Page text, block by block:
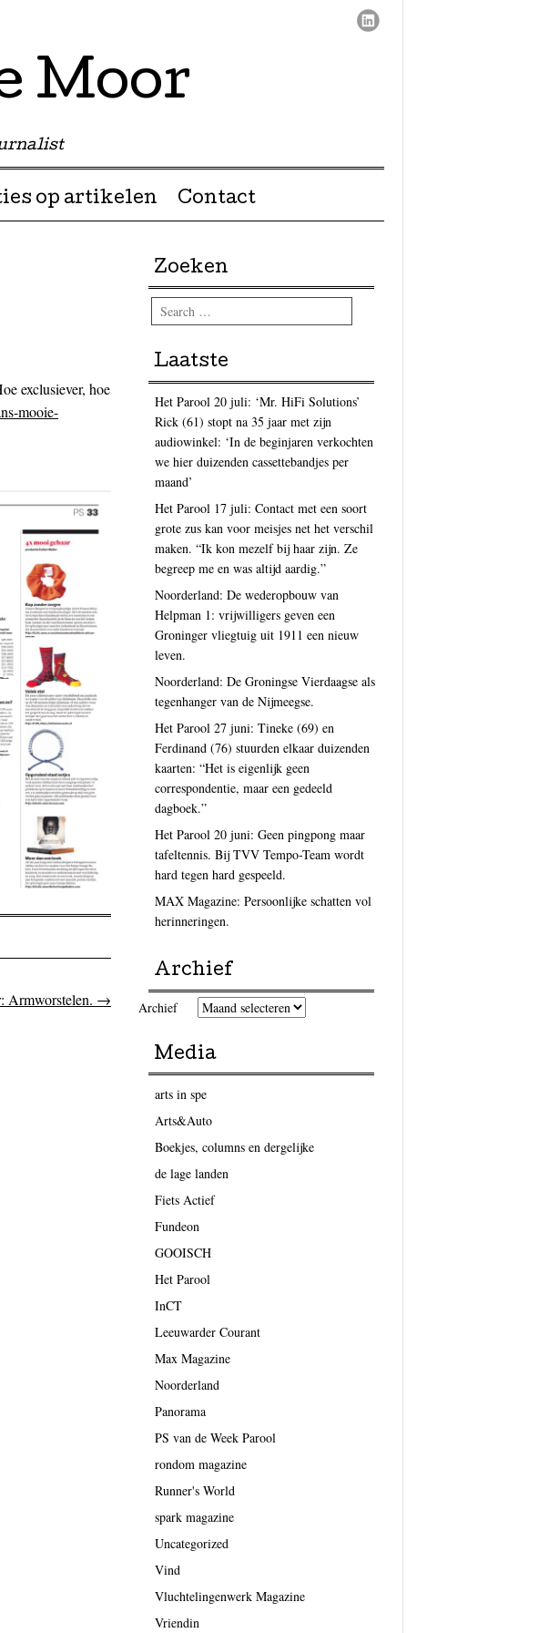
Moor
op artikelen Contact
exclusiever, hoe
mooie-
Armworstelen. →
Zoeken
Search
Laatste
Het Parool 20 juli: ‘Mr. HiFi Solutions’
Rick (61) stopt na 35 jaar met zijn
audiowinkel: ‘In de beginjaren verkochten
we hier duizenden cassettebandjes per
maand’
Het Parool 17 juli: Contact met een soort
grote zus kan voor meisjes net het verschil
maken. “Ik kon mezelf bij haar zijn. Ze
begreep me en was altijd aardig.”
Noorderland: De wederopbouw van
Helpman 1: vrijwilligers geven een
Groninger vliegtuig uit 1911 een nieuw
leven.
Noorderland: De Groningse Vierdaagse als
tegenhanger van de Nijmeegse.
Het Parool 27 juni: Tineke (69) en
Ferdinand (76) stuurden elkaar duizenden
kaarten: “Het is eigenlijk geen
correspondentie, maar een gedeeld
dagboek.”
Het Parool 20 juni: Geen pingpong maar
tafeltennis. Bij TVV Tempo-Team wordt
hard tegen hard gespeeld.
MAX Magazine: Persoonlijke schatten vol
herinneringen.
Archief
Archief
Media
arts in spe
Arts&Auto
Boekjes, columns en dergelijke
de lage landen
Fiets Actief
Fundeon
GOOISCH
Het Parool
InCT
Leeuwarder Courant
Max Magazine
Noorderland
Panorama
PS van de Week Parool
rondom magazine
Runner's World
spark magazine
Uncategorized
Vind
Vluchtelingenwerk Magazine
Vriendin